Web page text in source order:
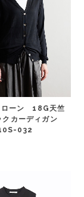
ーン 18G天竺
クカーディガン
032